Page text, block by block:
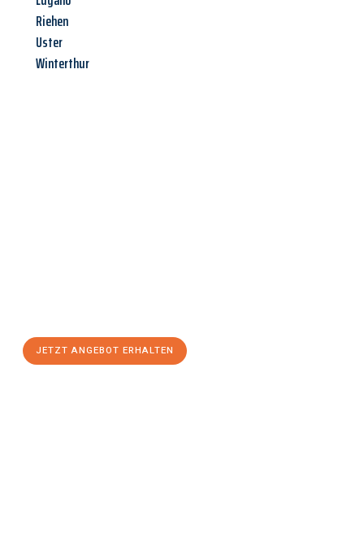
Riehen
Uster
Winterthur
JETZT ANGEBOT ERHALTEN